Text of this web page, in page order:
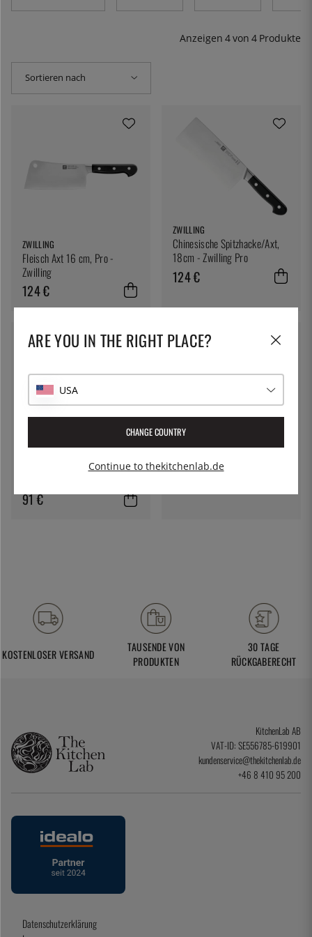
Anzeigen 4von 4 Produkte
Sortieren nach
ZWILLING
Fleisch Axt 16 cm, Pro -
Zwilling
124 €
ZWILLING
Chinesische Spitzhacke/Axt,
18cm - Zwilling Pro
124 €
Fleischbeil, 600 g, 18 cm –
91 €
Kuro Chopper 18 cm - Satake
136 €
KOSTENLOSER VERSAND
TAUSENDE VON
PRODUKTEN
30 TAGE
RÜCKGABERECHT
KitchenLab AB
VAT-ID: SE556785-619901
kundenservice@thekitchenlab.de
+46 8 410 95 200
Datenschutzerklärung
ARE YOU IN THE RIGHT PLACE?
USA
CHANGE COUNTRY
Continue to thekitchenlab.de